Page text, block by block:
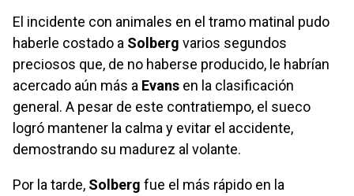
El incidente con animales en el tramo matinal pudo
haberle costado a Solberg varios segundos
preciosos que, de no haberse producido, le habrían
acercado aún más a Evans en la clasificación
general. A pesar de este contratiempo, el sueco
logró mantener la calma y evitar el accidente,
demostrando su madurez al volante.
Por la tarde, Solberg fue el más rápido en la